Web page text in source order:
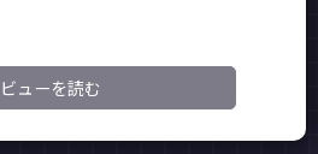
ューを読む